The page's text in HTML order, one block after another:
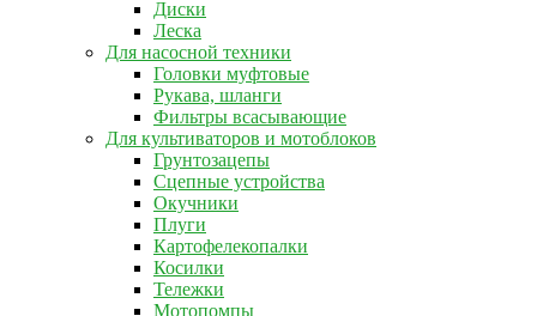
Диски
Леска
Для насосной техники
Головки муфтовые
Рукава, шланги
Фильтры всасывающие
Для культиваторов и мотоблоков
Грунтозацепы
Сцепные устройства
Окучники
Плуги
Картофелекопалки
Косилки
Тележки
Мотопомпы